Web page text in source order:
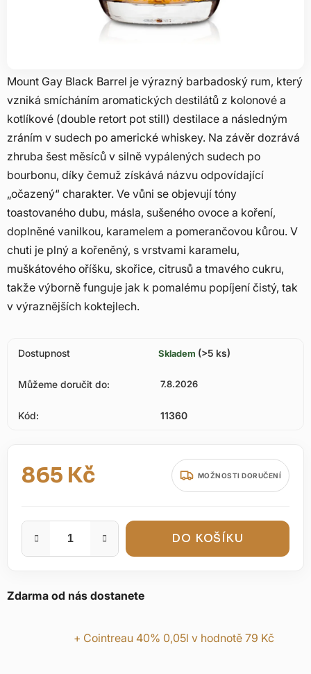
Mount Gay Black Barrel je výrazný barbadoský rum, který
vzniká smícháním aromatických destilátů z kolonové a
kotlíkové (double retort pot still) destilace a následným
zráním v sudech po americké whiskey. Na závěr dozrává
zhruba šest měsíců v silně vypálených sudech po
bourbonu, díky čemuž získává názvu odpovídající
„očazený“ charakter. Ve vůni se objevují tóny
toastovaného dubu, másla, sušeného ovoce a koření,
doplněné vanilkou, karamelem a pomerančovou kůrou. V
chuti je plný a kořeněný, s vrstvami karamelu,
muškátového oříšku, skořice, citrusů a tmavého cukru,
takže výborně funguje jak k pomalému popíjení čistý, tak
v výraznějších koktejlech.
Dostupnost Skladem (>5 ks)
Můžeme doručit do: 7.8.2026
Kód: 11360
865 Kč
Měrná cena:
MOŽNOSTI DORUČENÍ
DO KOŠÍKU
Zdarma od nás dostanete
+ Cointreau 40% 0,05l v hodnotě 79 Kč